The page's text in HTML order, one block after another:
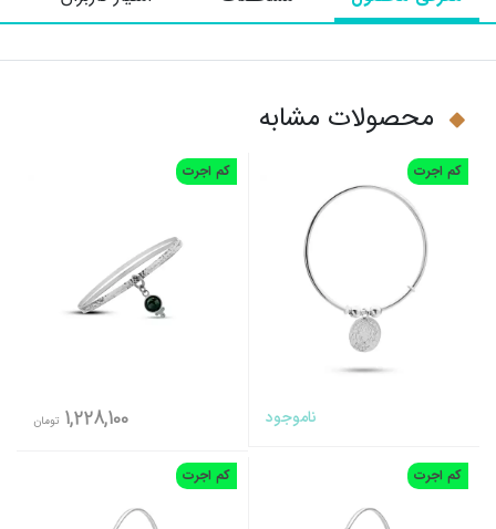
محصولات مشابه
کم اجرت
ناموجود
کم اجرت
1,228,100 تومان
کم اجرت کم اجرت